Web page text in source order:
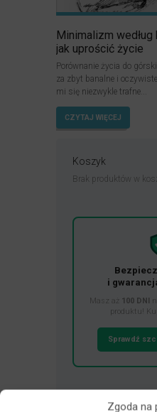
Zgoda na
Minimalizm
jak uprościć życie
Porównanie życia do
za zbyt banalne i
mi się niezwykle trafne...
CZYTAJ WIĘCEJ
Koszyk
Brak produktów w
i
Masz aż 100 DNI
produktu!
Sprawdź
Najnowsze opinie